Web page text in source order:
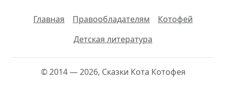
Главная Правообладателям
Котофей
Детская литература
© 2014 — 2026, Сказки Кота Котофея